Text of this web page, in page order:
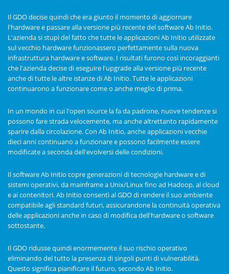
Il GDO decise quindi che era giunto il momento di aggiornare
l'hardware e passare alla versione più recente del software Ab Initio.
L'azienda si stupì del fatto che tutte le applicazioni Ab Initio utilizzate
sul vecchio hardware funzionassero perfettamente sulla nuova
infrastruttura hardware e software. I risultati furono così incoraggianti
che l'azienda decise di eseguire l'upgrade alla versione più recente
anche di tutte le altre istanze di Ab Initio. Tutte le applicazioni
continuarono a funzionare come o anche meglio di prima.
In un mondo in cui l'open source la fa da padrone, nuove tendenze si
possono fare strada velocemente, ma anche altrettanto rapidamente
sparire dalla circolazione. Con Ab Initio, anche applicazioni vecchie
dieci anni continuano a funzionare e possono facilmente essere
modificate a seconda dell'evolversi delle condizioni.
Il software Ab Initio copre generazioni di tecnologie hardware e di
sistemi operativi, da mainframe a Unix/Linux fino ad Hadoop, al cloud
e ai contenitori. Ab Initio consentì al GDO di rendere il suo ambiente
compatibile agli standard futuri, assicurandone la continuità operativa
delle applicazioni anche in caso di modifica dell'hardware o software
sottostante.
Il GDO ridusse quindi enormemente il suo rischio operativo
eliminando del tutto la presenza di singoli punti di vulnerabilità.
Questo significa pianificare il futuro, secondo Ab Initio.